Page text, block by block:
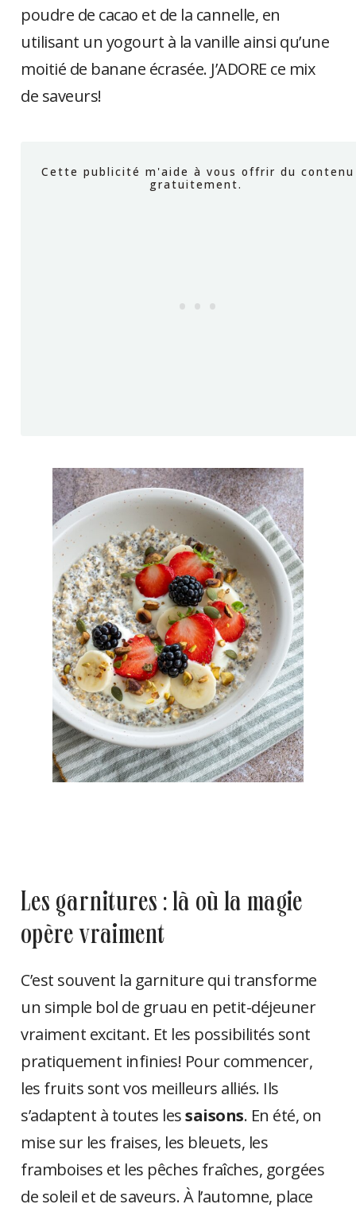
poudre de cacao et de la cannelle, en
utilisant un yogourt à la vanille ainsi qu’une
moitié de banane écrasée. J’ADORE ce mix
de saveurs!
les garnitures : là où la magie
opère vraiment
C’est souvent la garniture qui transforme
un simple bol de gruau en petit-déjeuner
vraiment excitant. Et les possibilités sont
pratiquement infinies! Pour commencer,
les fruits sont vos meilleurs alliés. Ils
s’adaptent à toutes lessaisons. En été, on
mise sur les fraises, les bleuets, les
framboises et les pêches fraîches, gorgées
de soleil et de saveurs. À l’automne, place